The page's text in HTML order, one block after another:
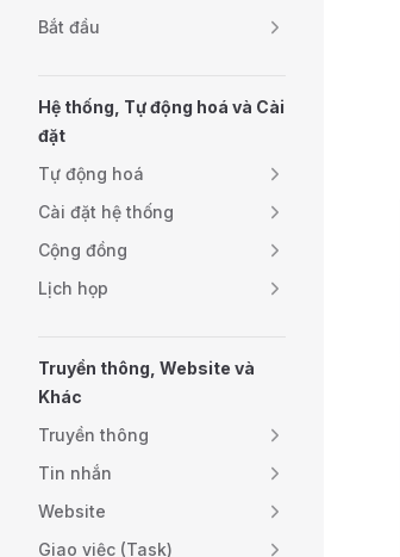
Bắt đầu
Hệ thống, Tự động hoá và Cài
đặt
Tự động hoá
Cài đặt hệ thống
Cộng đồng
Lịch họp
Truyền thông, Website và
Khác
Truyền thông
Tin nhắn
Website
Giao việc (Task)